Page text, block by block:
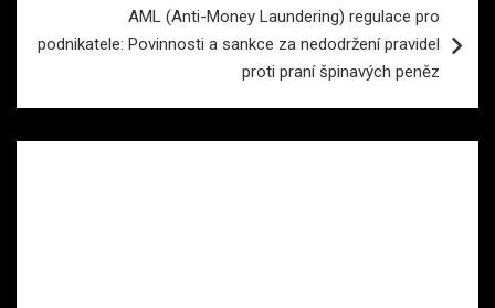
AML (Anti-Money Laundering) regulace pro
podnikatele: Povinnosti a sankce za nedodržení pravidel
proti praní špinavých peněz